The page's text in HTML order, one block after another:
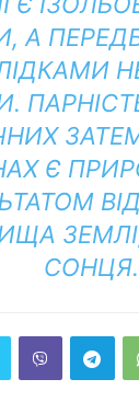
А
Є
СОНЦЯ.